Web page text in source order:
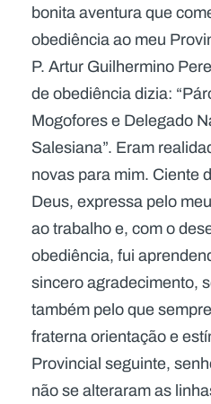
bonita aventura que
obediência ao meu
P. Artur Guilhermino
de obediência dizia:
Mogofores e Delegado
Salesiana”. Eram
novas para mim. Ciente
Deus, expressa pelo
ao trabalho e, com o
obediência, fui
sincero agradecimento,
também pelo que
fraterna orientação e
Provincial seguinte,
não se alteraram as